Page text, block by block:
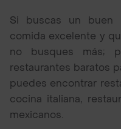
Si buscas un buen
comida excelente y
no busques más;
restaurantes baratos
puedes encontrar
cocina italiana,
mexicanos.